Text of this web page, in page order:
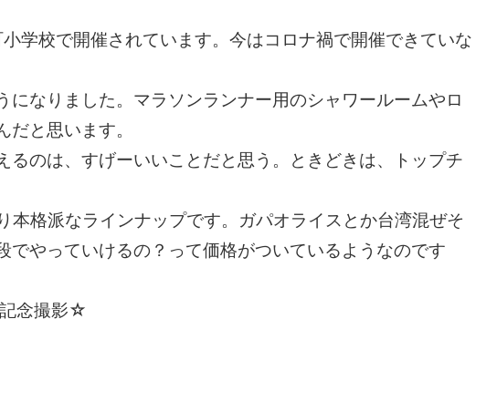
学校で開催されています。今はコロナ禍で開催できていな
なりました。マラソンランナー用のシャワールームやロ
と思います。
のは、すげーいいことだと思う。ときどきは、トップチ
格派なラインナップです。ガパオライスとか台湾混ぜそ
やっていけるの？って価格がついているようなのです
念撮影☆